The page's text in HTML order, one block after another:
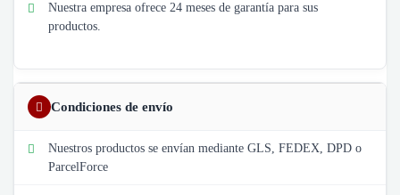
Nuestra empresa ofrece 24 meses de garantía para sus
productos.
Condiciones de envío
Nuestros productos se envían mediante GLS, FEDEX, DPD o
ParcelForce